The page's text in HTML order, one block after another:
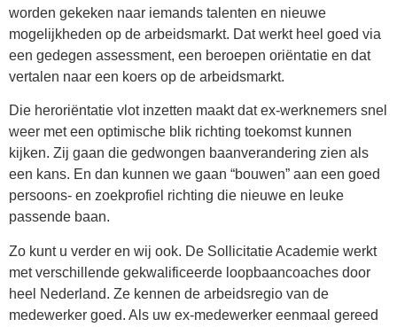
worden gekeken naar iemands talenten en nieuwe
mogelijkheden op de arbeidsmarkt. Dat werkt heel goed via
een gedegen assessment, een beroepen oriëntatie en dat
vertalen naar een koers op de arbeidsmarkt.
Die heroriëntatie vlot inzetten maakt dat ex-werknemers snel
weer met een optimische blik richting toekomst kunnen
kijken. Zij gaan die gedwongen baanverandering zien als
een kans. En dan kunnen we gaan “bouwen” aan een goed
persoons- en zoekprofiel richting die nieuwe en leuke
passende baan.
Zo kunt u verder en wij ook. De Sollicitatie Academie werkt
met verschillende gekwalificeerde loopbaancoaches door
heel Nederland. Ze kennen de arbeidsregio van de
medewerker goed. Als uw ex-medewerker eenmaal gereed